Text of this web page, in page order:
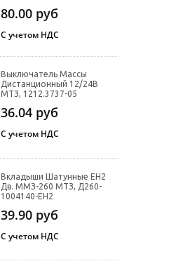
80.00 руб
С учетом НДС
Выключатель Массы
Дистанционный 12/24В
МТЗ, 1212.3737-05
36.04 руб
С учетом НДС
Вкладыши Шатунные ЕН2
Дв. ММЗ-260 МТЗ, Д260-
1004140-ЕН2
39.90 руб
С учетом НДС